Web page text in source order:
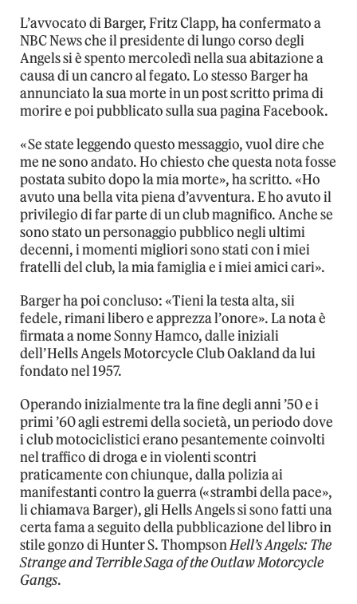
L’avvocato di Barger, Fritz Clapp, ha confermato a
NBC News che il presidente di lungo corso degli
Angels si è spento mercoledì nella sua abitazione a
causa di un cancro al fegato. Lo stesso Barger ha
annunciato la sua morte in un post scritto prima di
morire e poi pubblicato sulla sua pagina Facebook.
«Se state leggendo questo messaggio, vuol dire che
me ne sono andato. Ho chiesto che questa nota fosse
postata subito dopo la mia morte», ha scritto. «Ho
avuto una bella vita piena d’avventura. E ho avuto il
privilegio di far parte di un club magnifico. Anche se
sono stato un personaggio pubblico negli ultimi
decenni, i momenti migliori sono stati con i miei
fratelli del club, la mia famiglia e i miei amici cari».
Barger ha poi concluso: «Tieni la testa alta, sii
fedele, rimani libero e apprezza l’onore». La nota è
firmata a nome Sonny Hamco, dalle iniziali
dell’Hells Angels Motorcycle Club Oakland da lui
fondato nel 1957.
Operando inizialmente tra la fine degli anni ’50 e i
primi ’60 agli estremi della società, un periodo dove
i club motociclistici erano pesantemente coinvolti
nel traffico di droga e in violenti scontri
praticamente con chiunque, dalla polizia ai
manifestanti contro la guerra («strambi della pace»,
li chiamava Barger), gli Hells Angels si sono fatti una
certa fama a seguito della pubblicazione del libro in
stile gonzo di Hunter S. ThompsonHell’s Angels: The
Strange and Terrible Saga of the Outlaw Motorcycle
Gangs.